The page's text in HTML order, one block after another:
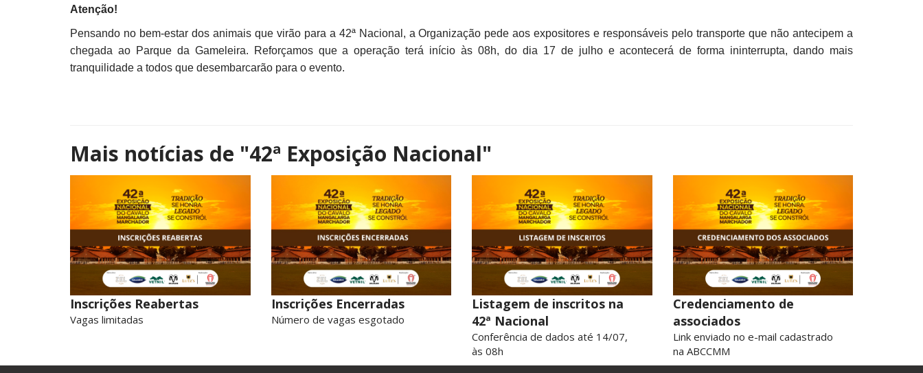
Atenção!
Pensando no bem-estar dos animais que virão para a 42ª Nacional, a Organização pede aos expositores e responsáveis pelo transporte que não antecipem a
chegada ao Parque da Gameleira. Reforçamos que a operação terá início às 08h, do dia 17 de julho e acontecerá de forma ininterrupta, dando mais
tranquilidade a todos que desembarcarão para o evento.
Mais notícias de "42ª Exposição Nacional"
Inscrições Reabertas
Vagas limitadas
Inscrições Encerradas
Número de vagas esgotado
Listagem de inscritos na
42ª Nacional
Conferência de dados até 14/07,
às 08h
Credenciamento de
associados
Link enviado no e-mail cadastrado
na ABCCMM